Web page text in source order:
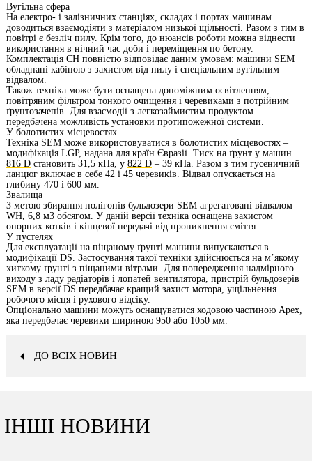
Вугільна сфера
На електро- і залізничних станціях, складах і портах машинам
доводиться взаємодіяти з матеріалом низької щільності. Разом з тим в
повітрі є безліч пилу. Крім того, до нюансів роботи можна віднести
використання в нічний час доби і переміщення по бетону.
Комплектація СН повністю відповідає даним умовам: машини SEM
обладнані кабіною з захистом від пилу і спеціальним вугільним
відвалом.
Також техніка може бути оснащена допоміжним освітленням,
повітряним фільтром тонкого очищення і черевиками з потрійним
ґрунтозачепів. Для взаємодії з легкозаймистим продуктом
передбачена можливість установки протипожежної системи.
У болотистих місцевостях
Техніка SEM може використовуватися в болотистих місцевостях –
модифікація LGP, надана для країн Євразії. Тиск на ґрунт у машин
816 D становить 31,5 кПа, у 822 D – 39 кПа. Разом з тим гусеничний
ланцюг включає в себе 42 і 45 черевиків. Відвал опускається на
глибину 470 і 600 мм.
Звалища
З метою збирання полігонів бульдозери SEM агрегатовані відвалом
WH, 6,8 м3 обсягом. У даній версії техніка оснащена захистом
опорних котків і кінцевої передачі від проникнення сміття.
У пустелях
Для експлуатації на піщаному ґрунті машини випускаються в
модифікації DS. Застосування такої техніки здійснюється на м’якому
хиткому ґрунті з піщаними вітрами. Для попередження надмірного
виходу з ладу радіаторів і лопатей вентилятора, пристрій бульдозерів
SEM в версії DS передбачає кращий захист мотора, ущільнення
робочого місця і рухового відсіку.
Опціонально машини можуть оснащуватися ходовою частиною Apex,
яка передбачає черевики шириною 950 або 1050 мм.
ДО ВСІХ НОВИН
ІНШІ НОВИНИ